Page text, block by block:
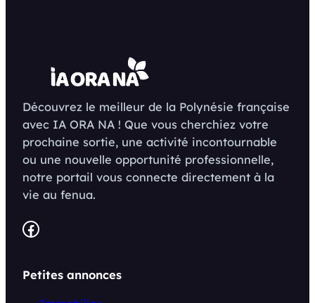
Découvrez le meilleur de la Polynésie française
avec IA ORA NA ! Que vous cherchiez votre
prochaine sortie, une activité incontournable
ou une nouvelle opportunité professionnelle,
notre portail vous connecte directement à la
vie au fenua.
Facebook
Petites annonces